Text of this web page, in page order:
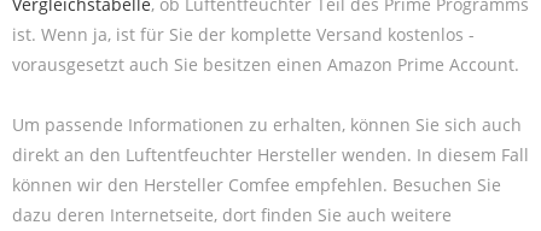
ist. Wenn ja, ist für Sie der komplette Versand kostenlos -
vorausgesetzt auch Sie besitzen einen Amazon Prime Account.
Um passende Informationen zu erhalten, können Sie sich auch
direkt an den Luftentfeuchter Hersteller wenden. In diesem Fall
können wir den Hersteller Comfee empfehlen. Besuchen Sie
dazu deren Internetseite, dort finden Sie auch weitere